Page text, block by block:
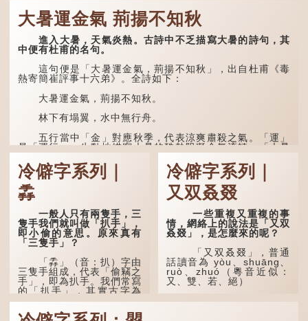
大暑運金氣 荊揚不知秋
進入大暑，天氣炎熱。古詩中不乏描寫大暑的詩句，其
中便有杜甫的名句。
這句便是「大暑運金氣，荊揚不知秋」，出自杜甫《毒
熱寄簡崔評事十六弟》。全詩如下：
大暑運金氣，荊揚不知秋。
林下有塌翼，水中無行舟。
五行當中「金」對應秋季，代表涼爽肅殺之氣。「運」
是「運行」，生動地描寫大暑的酷熱阻礙金氣流轉。「大暑
運金氣」以誇張手法描寫炎熱阻滯了季節更替。
「荊揚」指...
冷僻字系列｜
掱
一般人只有兩隻手，三
隻手我們就叫做「扒手」，
即小偷的意思。原來真有
「三隻手」？
「掱」（音：扒）字由
三隻手組成，代表「偷竊之
手」，即為扒手。我們常寫
的「扒手」，其實古字為
「掱手」。
冷僻字系列｜
又双叒叕
一些重複又重複的事
情，網絡上的說法是「又双
叒叕」，是怎麼來的呢？
「又双叒叕」，普通
話讀音為 yòu、shuāng、
ruò、zhuó（粵音近似：
又、雙、若、絕）
「又」和「双」比較